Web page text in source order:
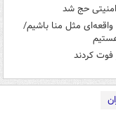
حج شد
مثل منا باشیم/